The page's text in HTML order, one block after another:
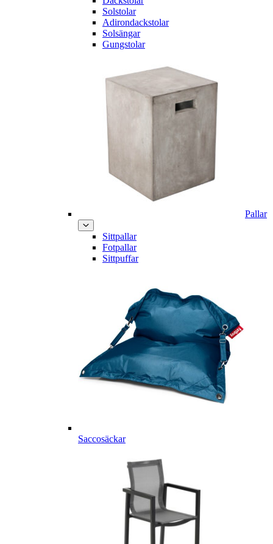
Solstolar
Adirondackstolar
Solsängar
Gungstolar
Pallar
Sittpallar
Fotpallar
Sittpuffar
Saccosäckar